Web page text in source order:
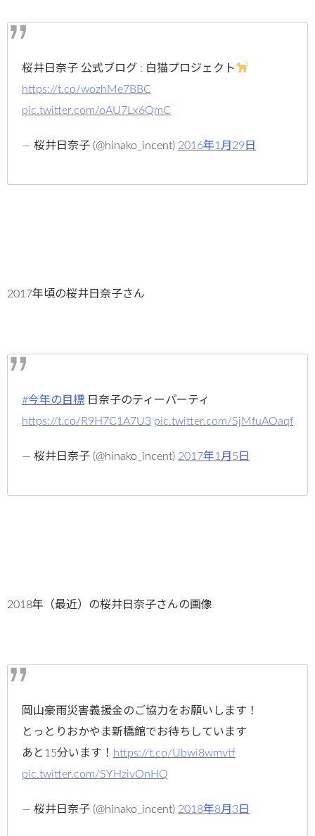
桜井日奈子 公式ブログ : 白猫プロジェクト
https://t.co/wozhMe7BBC
pic.twitter.com/oAU7Lx6QmC
— 桜井日奈子 (@hinako_incent) 2016年1月29日
2017年頃の桜井日奈子さん
#今年の目標 日奈子のティーパーティ
https://t.co/R9H7C1A7U3 pic.twitter.com/SjMfuAOaqf
— 桜井日奈子 (@hinako_incent) 2017年1月5日
2018年（最近）の桜井日奈子さんの画像
岡山豪雨災害義援金のご協力をお願いします！
とっとりおかやま新橋館でお待ちしています
あと15分います！ https://t.co/Ubwi8wmvtf
pic.twitter.com/SYHzivOnHQ
— 桜井日奈子 (@hinako_incent) 2018年8月3日